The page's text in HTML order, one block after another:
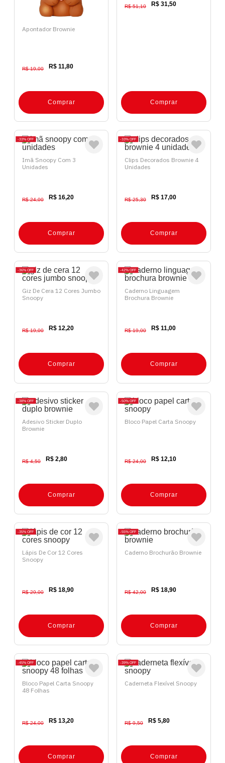
Apontador Brownie
R$ 19,00 R$ 11,80
Comprar
R$ 51,10 R$ 31,50
Comprar
33% OFF
Imã Snoopy Com 3
Unidades
R$ 24,00 R$ 16,20
Comprar
33% OFF
Clips Decorados Brownie 4
Unidades
R$ 25,30 R$ 17,00
Comprar
36% OFF
Giz De Cera 12 Cores Jumbo
Snoopy
R$ 19,00 R$ 12,20
Comprar
42% OFF
Caderno Linguagem
Brochura Brownie
R$ 19,00 R$ 11,00
Comprar
38% OFF
Adesivo Sticker Duplo
Brownie
R$ 4,50 R$ 2,80
Comprar
50% OFF
Bloco Papel Carta Snoopy
R$ 24,00 R$ 12,10
Comprar
35% OFF
Lápis De Cor 12 Cores
Snoopy
R$ 29,00 R$ 18,90
Comprar
55% OFF
Caderno Brochurão Brownie
R$ 42,00 R$ 18,90
Comprar
45% OFF
Bloco Papel Carta Snoopy
48 Folhas
R$ 24,00 R$ 13,20
Comprar
39% OFF
Caderneta Flexível Snoopy
R$ 9,50 R$ 5,80
Comprar